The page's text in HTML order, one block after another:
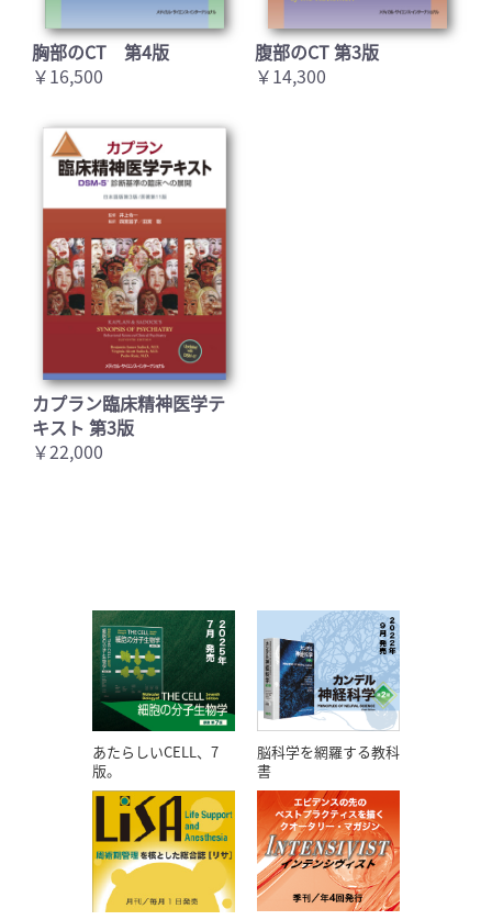
胸部のCT 第4版
￥16,500
腹部のCT 第3版
￥14,300
カプラン臨床精神医学テ
キスト 第3版
￥22,000
あたらしいCELL、7
版。
脳科学を網羅する教科
書